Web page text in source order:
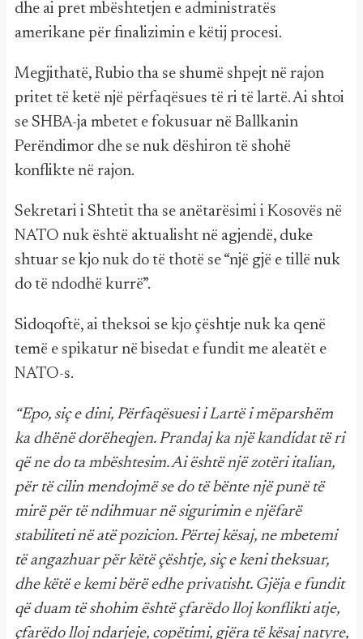
dhe ai pret mbështetjen e administratës
amerikane për finalizimin e këtij procesi.
Megjithatë, Rubio tha se shumë shpejt në rajon
pritet të ketë një përfaqësues të ri të lartë. Ai shtoi
se SHBA-ja mbetet e fokusuar në Ballkanin
Perëndimor dhe se nuk dëshiron të shohë
konflikte në rajon.
Sekretari i Shtetit tha se anëtarësimi i Kosovës në
NATO nuk është aktualisht në agjendë, duke
shtuar se kjo nuk do të thotë se “një gjë e tillë nuk
do të ndodhë kurrë”.
Sidoqoftë, ai theksoi se kjo çështje nuk ka qenë
temë e spikatur në bisedat e fundit me aleatët e
NATO-s.
“Epo, siç e dini, Përfaqësuesi i Lartë i mëparshëm
ka dhënë dorëheqjen. Prandaj ka një kandidat të ri
që ne do ta mbështesim. Ai është një zotëri italian,
për të cilin mendojmë se do të bënte një punë të
mirë për të ndihmuar në sigurimin e njëfarë
stabiliteti në atë pozicion. Përtej kësaj, ne mbetemi
të angazhuar për këtë çështje, siç e keni theksuar,
dhe këtë e kemi bërë edhe privatisht. Gjëja e fundit
që duam të shohim është çfarëdo lloj konflikti atje,
çfarëdo lloj ndarjeje, copëtimi, gjëra të kësaj natyre,